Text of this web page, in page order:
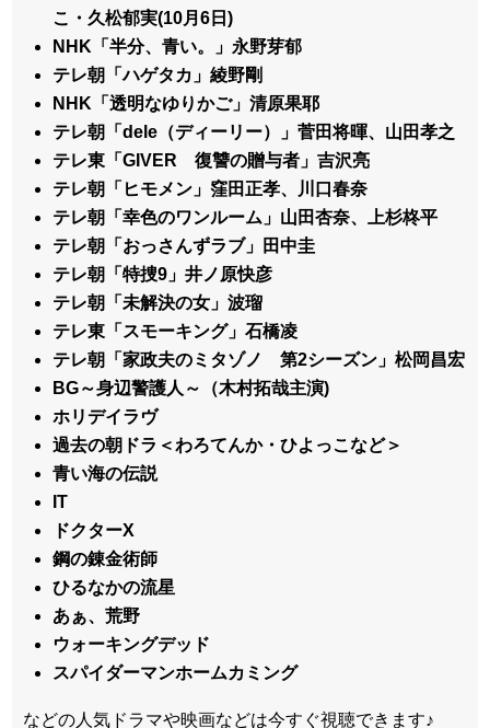
こ・久松郁実(10月6日)
NHK「半分、青い。」永野芽郁
テレ朝「ハゲタカ」綾野剛
NHK「透明なゆりかご」清原果耶
テレ朝「dele（ディーリー）」菅田将暉、山田孝之
テレ東「GIVER 復讐の贈与者」吉沢亮
テレ朝「ヒモメン」窪田正孝、川口春奈
テレ朝「幸色のワンルーム」山田杏奈、上杉柊平
テレ朝「おっさんずラブ」田中圭
テレ朝「特捜9」井ノ原快彦
テレ朝「未解決の女」波瑠
テレ東「スモーキング」石橋凌
テレ朝「家政夫のミタゾノ 第2シーズン」松岡昌宏
BG～身辺警護人～（木村拓哉主演)
ホリデイラヴ
過去の朝ドラ＜わろてんか・ひよっこなど＞
青い海の伝説
IT
ドクターX
鋼の錬金術師
ひるなかの流星
あぁ、荒野
ウォーキングデッド
スパイダーマンホームカミング
などの人気ドラマや映画などは今すぐ視聴できます♪